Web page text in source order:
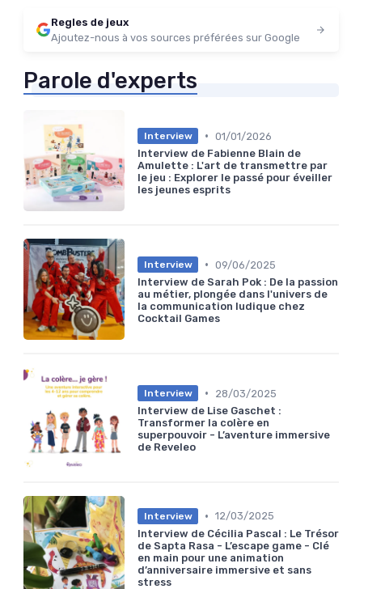
Regles de jeux
Ajoutez-nous à vos sources préférées sur Google
Parole d'experts
Interview • 01/01/2026
Interview de Fabienne Blain de
Amulette : L'art de transmettre par
le jeu : Explorer le passé pour éveiller
les jeunes esprits
Interview • 09/06/2025
Interview de Sarah Pok : De la passion
au métier, plongée dans l'univers de
la communication ludique chez
Cocktail Games
Interview •
28/03/2025
Interview de Lise Gaschet :
Transformer la colère en
superpouvoir - L’aventure immersive
de Reveleo
Interview • 12/03/2025
Interview de Cécilia Pascal : Le Trésor
de Sapta Rasa - L’escape game - Clé
en main pour une animation
d’anniversaire immersive et sans
stress